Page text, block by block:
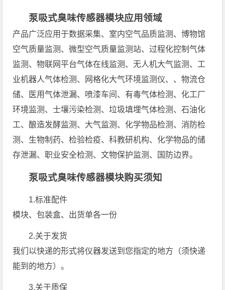
泵吸式臭味传感器模块应用领域
产品广泛应用于数据采集、室内空气品质监测、博物馆
空气质量监测、微型空气质量监测站、过程化控制气体
监测、物联网平台气体在线监测、无人机大气监测、工
业机器人气体检测、网格化大气环境监测仪、、物流仓
储、医用气体泄漏、喷漆车间、有毒气体检测、化工厂
环境监测、士壤污染检测、垃圾填埋气体检测、石油化
工、酿造发酵监测、大气监测、化学物品检测、消防检
测、生物制药、检验检疫、科教研机构、化学物品的储
存泄漏、职业安全检测、文物保护监测、国防边界。
泵吸式臭味传感器模块购买须知
1.标准配件
模块、包装盒、出货单各一份
2.关于发货
我们以快递的形式将仪器发送到您指定的地方（须快递
能到的地方）。
3.关于质保